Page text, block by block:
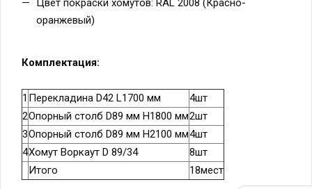
Цвет покраски хомутов: RAL 2008 (Красно-
оранжевый)
Комплектация:
1 Перекладина D42 L1700 мм
4шт
2Опорный столб D89 мм H1800 мм2шт
3Опорный столб D89 мм H2100 мм4шт
4Хомут Воркаут D 89/34
8шт
Итого
18мест